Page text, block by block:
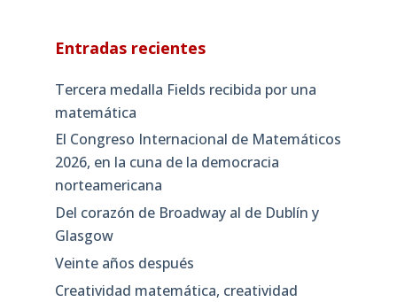
Entradas recientes
Tercera medalla Fields recibida por una
matemática
El Congreso Internacional de Matemáticos
2026, en la cuna de la democracia
norteamericana
Del corazón de Broadway al de Dublín y
Glasgow
Veinte años después
Creatividad matemática, creatividad